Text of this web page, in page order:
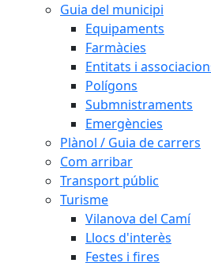
Guia del municipi
Equipaments
Farmàcies
Entitats i
Polígons
Submnistraments
Emergències
Plànol / Guia de carrers
Com arribar
Transport públic
Turisme
Vilanova del Camí
Llocs d'interès
Festes i fires